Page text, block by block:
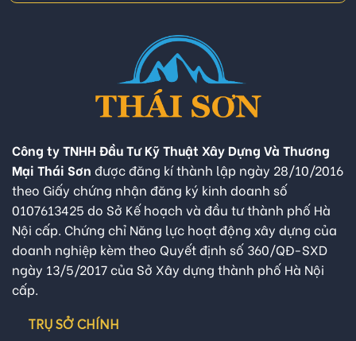
Công ty TNHH Đầu Tư Kỹ Thuật Xây Dựng Và Thương
Mại Thái Sơn được đăng kí thành lập ngày 28/10/2016
theo Giấy chứng nhận đăng ký kinh doanh số
0107613425 do Sở Kế hoạch và đầu tư thành phố Hà
Nội cấp. Chứng chỉ Năng lực hoạt động xây dựng của
doanh nghiệp kèm theo Quyết định số 360/QĐ-SXD
ngày 13/5/2017 của Sở Xây dựng thành phố Hà Nội
cấp.
TRỤ SỞ CHÍNH